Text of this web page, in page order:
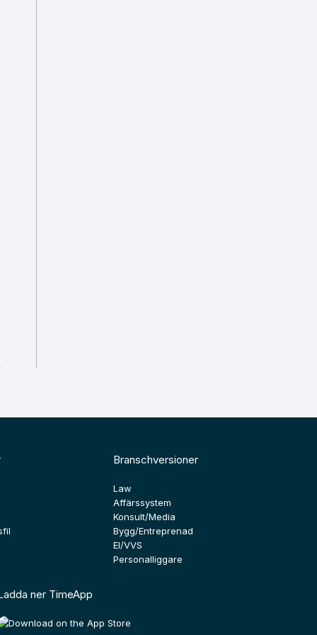
Branschversioner
Law
Affärssystem
Konsult/Media
Bygg/Entreprenad
El/VVS
Personalliggare
ner TimeApp